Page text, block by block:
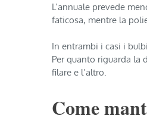
L’annuale prevede
faticosa, mentre la
In entrambi i casi i
Per quanto riguarda la
filare e l’altro.
Come